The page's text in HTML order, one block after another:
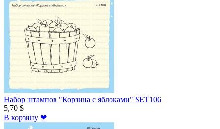
Набор штампов "Корзина с яблоками" SET106
5,70 $
В корзину ❤